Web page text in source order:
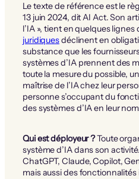
Le texte de référence est le
13 juin 2024, dit AI Act. Son
l’IA », tient en quelques lignes
juridiquesdéclinent en
substance que les
systèmes d’IA prennent des
toute la mesure du possible,
maîtrise de l’IA chez leur
personne s’occupant du
des systèmes d’IA en leur
Qui est déployeur ?Toute
système d’IA dans son
ChatGPT, Claude, Copilot,
mais aussi des